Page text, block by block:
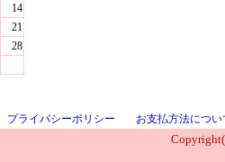
14
21
28
プライバシーポリシー
お支払方法につい